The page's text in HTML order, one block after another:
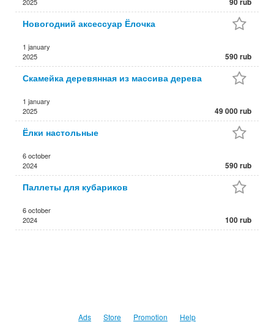
Новогодний аксессуар Ёлочка
1 january
2025
590 rub
Скамейка деревянная из массива дерева
1 january
2025
49 000 rub
Ёлки настольные
6 october
2024
590 rub
Паллеты для кубариков
6 october
2024
100 rub
Ads Store Promotion Help